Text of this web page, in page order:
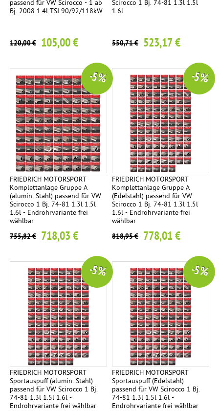
passend für VW Scirocco - 1 ab
Bj. 2008 1.4l TSI 90/92/118kW
120,00 € 105,00 €
Scirocco 1 Bj. 74-81 1.3l 1.5l
1.6l
550,71 € 523,17 €
FRIEDRICH MOTORSPORT
Komplettanlage Gruppe A
(alumin. Stahl) passend für VW
Scirocco 1 Bj. 74-81 1.3l 1.5l
1.6l - Endrohrvariante frei
wählbar
755,82 € 718,03 €
-5 %
FRIEDRICH MOTORSPORT
Komplettanlage Gruppe A
(Edelstahl) passend für VW
Scirocco 1 Bj. 74-81 1.3l 1.5l
1.6l - Endrohrvariante frei
wählbar
818,95 € 778,01 €
-5 %
FRIEDRICH MOTORSPORT
Sportauspuff (alumin. Stahl)
passend für VW Scirocco 1 Bj.
74-81 1.3l 1.5l 1.6l -
Endrohrvariante frei wählbar
-5 %
FRIEDRICH MOTORSPORT
Sportauspuff (Edelstahl)
passend für VW Scirocco 1 Bj.
74-81 1.3l 1.5l 1.6l -
Endrohrvariante frei wählbar
-5 %